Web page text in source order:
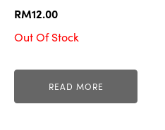
RM12.00
Out Of Stock
READ MORE